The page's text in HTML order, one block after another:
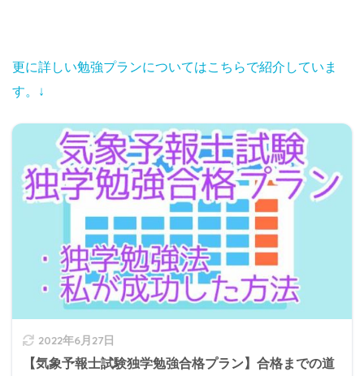
更に詳しい勉強プランについてはこちらで紹介していま
す。↓
2022年6月27日
【気象予報士試験独学勉強合格プラン】合格までの道